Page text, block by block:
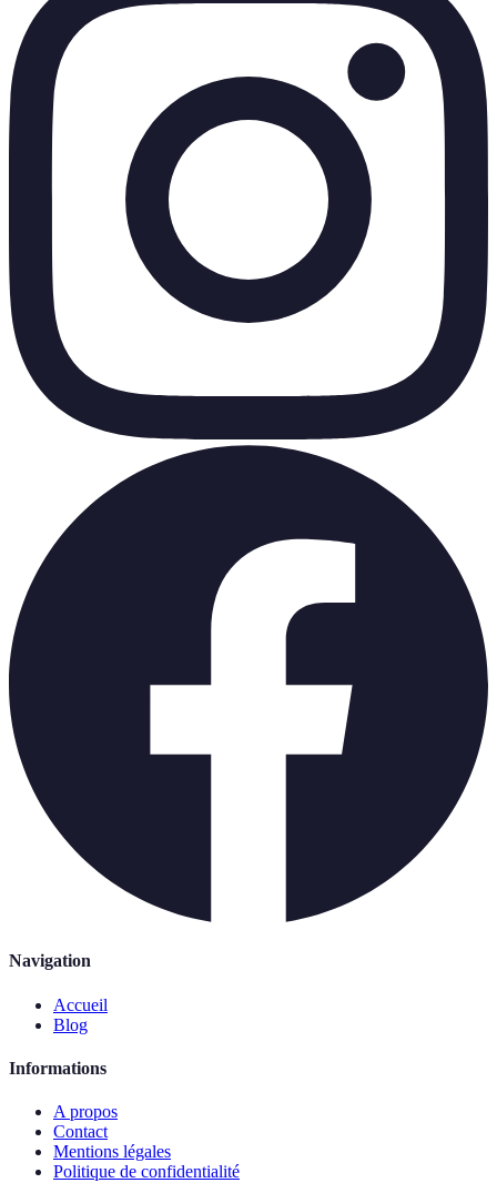
Navigation
Accueil
Blog
Informations
A propos
Contact
Mentions légales
Politique de confidentialité